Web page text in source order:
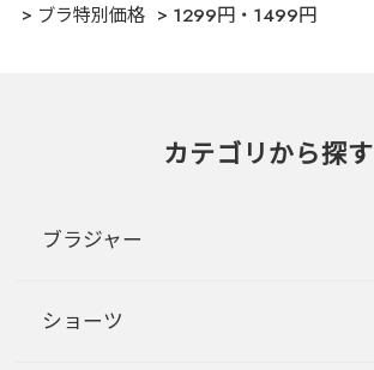
ブラ特別価格
1299円・1499円
カテゴリから探す
ブラジャー
ショーツ